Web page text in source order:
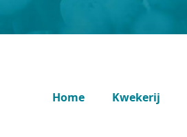
Home
Kwekerij